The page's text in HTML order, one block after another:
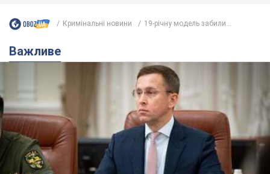
Кримінальні новини 19-річну модель забили...
Важливе